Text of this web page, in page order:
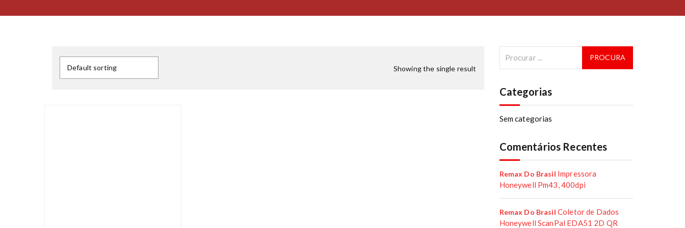
g
Showing the single result
Categorias
Sem categorias
Comentários Recentes
Remax Do Brasil Impressora
Honeywell Pm43, 400dpi
Remax Do Brasil Coletor de Dados
Honeywell ScanPal EDA51 2D QR